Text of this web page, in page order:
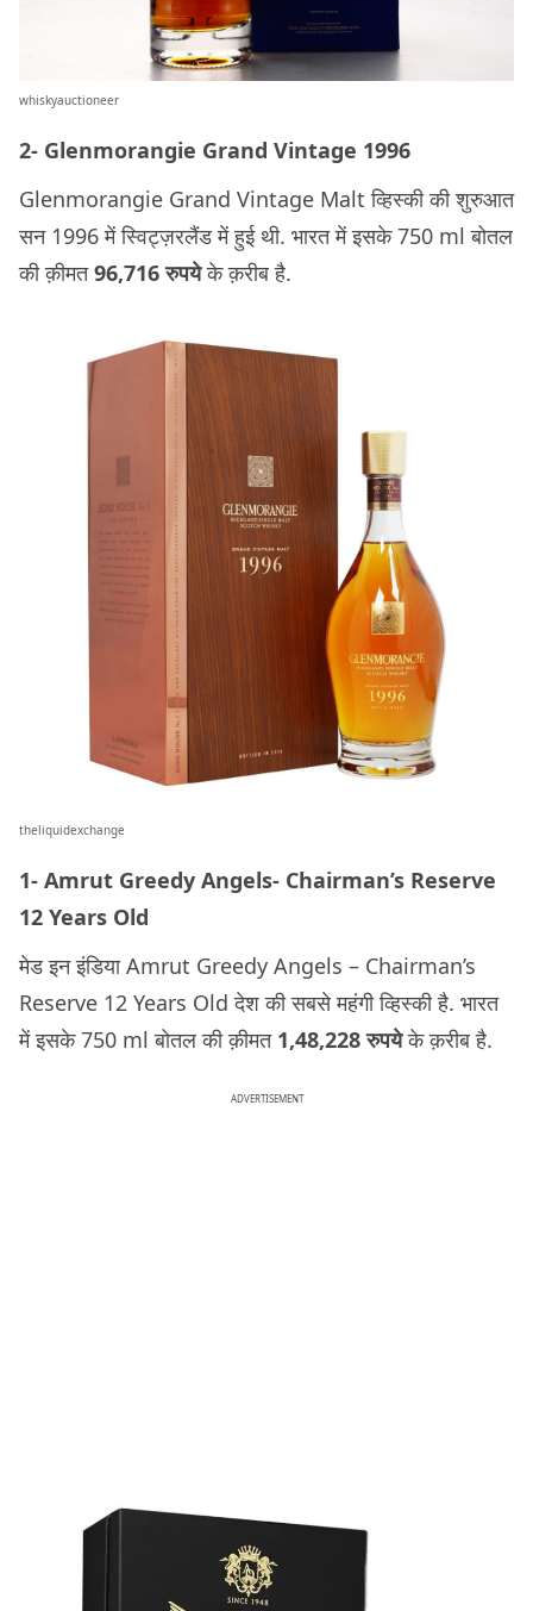
whiskyauctioneer
2- Glenmorangie Grand Vintage 1996
Glenmorangie Grand Vintage Malt व्हिस्की की शुरुआत
सन 1996 में स्विट्ज़रलैंड में हुई थी. भारत में इसके 750 ml बोतल
की क़ीमत96,716 रुपयेके क़रीब है.
theliquidexchange
1- Amrut Greedy Angels- Chairman’s Reserve
12 Years Old
मेड इन इंडिया Amrut Greedy Angels – Chairman’s
Reserve 12 Years Old देश की सबसे महंगी व्हिस्की है. भारत
में इसके 750 ml बोतल की क़ीमत 1,48,228 रुपयेके क़रीब है.
ADVERTISEMENT